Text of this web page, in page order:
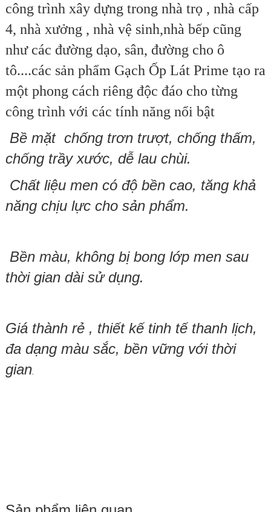
công trình xây dựng trong nhà trọ , nhà cấp
4, nhà xưởng , nhà vệ sinh,nhà bếp cũng
như các đường dạo, sân, đường cho ô
tô....các sản phẩm Gạch Ốp Lát Prime tạo ra
một phong cách riêng độc đáo cho từng
công trình với các tính năng nổi bật
Bề mặt chống trơn trượt, chống thấm,
chống trầy xước, dễ lau chùi.
Chất liệu men có độ bền cao, tăng khả
năng chịu lực cho sản phẩm.
Bền màu, không bị bong lớp men sau
thời gian dài sử dụng.
Giá thành rẻ , thiết kế tinh tế thanh lịch,
đa dạng màu sắc, bền vững với thời
gian.